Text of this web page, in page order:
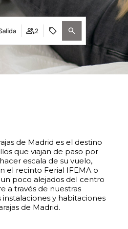
2
de Madrid es el destino
que viajan de paso por
escala de su vuelo,
el recinto Ferial IFEMA o
poco alejados del centro
a través de nuestras
instalaciones y habitaciones
de Madrid.